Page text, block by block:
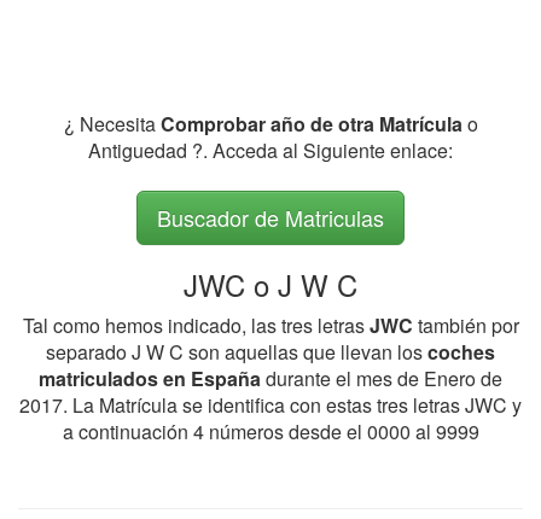
¿ NecesitaComprobar año de otra Matrículao
Antiguedad ?. Acceda al Siguiente enlace:
Buscador de Matriculas
JWC o J W C
Tal como hemos indicado, las tres letrasJWC también por
separado J W C son aquellas que llevan loscoches
matriculados en Españadurante el mes de Enero de
2017. La Matrícula se identifica con estas tres letras JWC y
a continuación 4 números desde el 0000 al 9999